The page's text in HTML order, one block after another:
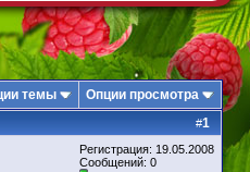
темы Опции просмотра
#1
Регистрация: 19.05.2008
Сообщений: 0